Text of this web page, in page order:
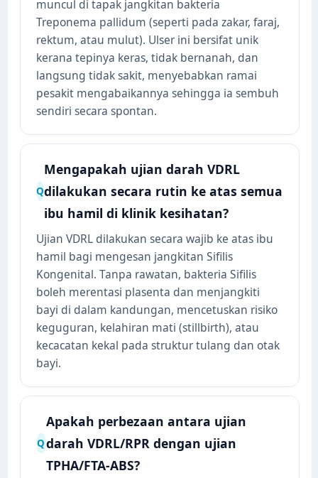
muncul di tapak jangkitan bakteria
Treponema pallidum (seperti pada zakar, faraj,
rektum, atau mulut). Ulser ini bersifat unik
kerana tepinya keras, tidak bernanah, dan
langsung tidak sakit, menyebabkan ramai
pesakit mengabaikannya sehingga ia sembuh
sendiri secara spontan.
Q
Mengapakah ujian darah VDRL
dilakukan secara rutin ke atas semua
ibu hamil di klinik kesihatan?
Ujian VDRL dilakukan secara wajib ke atas ibu
hamil bagi mengesan jangkitan Sifilis
Kongenital. Tanpa rawatan, bakteria Sifilis
boleh merentasi plasenta dan menjangkiti
bayi di dalam kandungan, mencetuskan risiko
keguguran, kelahiran mati (stillbirth), atau
kecacatan kekal pada struktur tulang dan otak
bayi.
Q
Apakah perbezaan antara ujian
darah VDRL/RPR dengan ujian
TPHA/FTA-ABS?